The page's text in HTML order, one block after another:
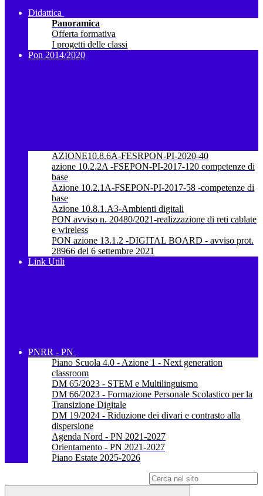
Didattica
Panoramica
Offerta formativa
I progetti delle classi
Pon 2014/2020
AZIONE10.8.6A-FESRPON-PI-2020-40
azione 10.2.2A -FSEPON-PI-2017-120 competenze di
base
Azione 10.2.1A-FSEPON-PI-2017-58 -competenze di
base
Azione 10.8.1.A3-Ambienti digitali
PON avviso n. 20480/2021-realizzazione di reti cablate
e wireless
PON azione 13.1.2 -DIGITAL BOARD - avviso prot.
28966 del 6 settembre 2021
Link Utili
PNRR - PN
Piano Scuola 4.0 - Azione 1 - Next generation
classroom
DM 65/2023 - STEM e Multilinguismo
DM 66/2023 - Formazione Personale Scolastico per la
Transizione Digitale
DM 19/2024 - Riduzione dei divari e contrasto alla
dispersione
Agenda Nord - PN 2021-2027
Orientamento - PN 2021-2027
Piano Estate 2025-2026